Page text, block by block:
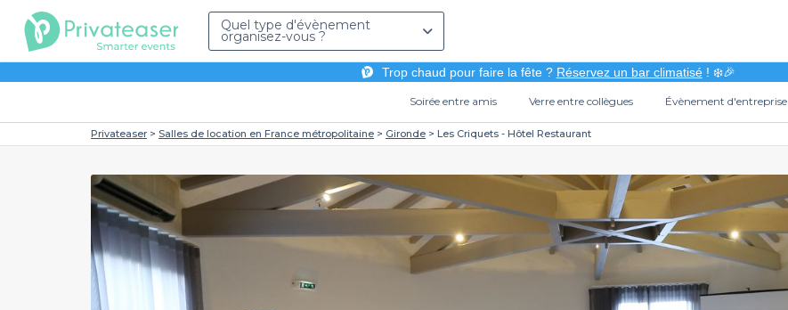
Quel type d'évènement
organisez-vous ?
Trop chaud pour faire la fête ? Réservez un bar climatisé! ❄️🎉
Soirée entre amis Verre entre collègues Évènement d'entreprise
Privateaser Salles de location en France métropolitaine Gironde Les Criquets - Hôtel Restaurant